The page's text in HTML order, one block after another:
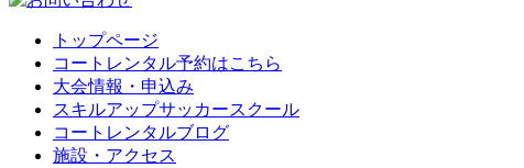
トップページ
コートレンタル予約はこちら
大会情報・申込み
スキルアップサッカースクール
コートレンタルブログ
施設・アクセス